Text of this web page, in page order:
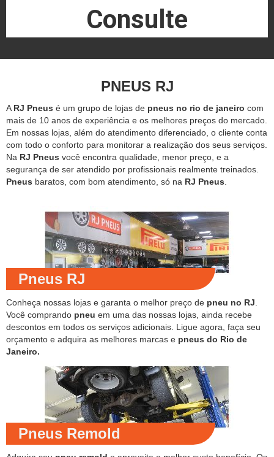
Consulte
PNEUS RJ
A RJ Pneus é um grupo de lojas de pneus no rio de janeiro com
mais de 10 anos de experiência e os melhores preços do mercado.
Em nossas lojas, além do atendimento diferenciado, o cliente conta
com todo o conforto para monitorar a realização dos seus serviços.
Na RJ Pneus você encontra qualidade, menor preço, e a
segurança de ser atendido por profissionais realmente treinados.
Pneus baratos, com bom atendimento, só na RJ Pneus
Pneus RJ
Conheça nossas lojas e garanta o melhor preço de pneu no RJ
Você comprando pneu em uma das nossas lojas, ainda recebe
descontos em todos os serviços adicionais. Ligue agora, faça seu
orçamento e adquira as melhores marcas e pneus do Rio de
Janeiro.
Pneus Remold